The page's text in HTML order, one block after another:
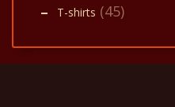
T-shirts (45)